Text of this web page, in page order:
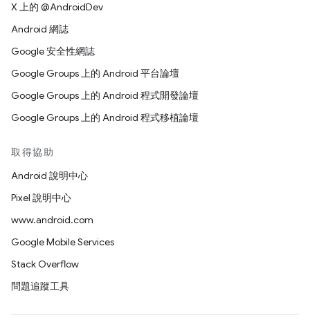
X 上的 @AndroidDev
Android 網誌
Google 安全性網誌
Google Groups 上的 Android 平台論壇
Google Groups 上的 Android 程式開發論壇
Google Groups 上的 Android 程式移植論壇
取得協助
Android 說明中心
Pixel 說明中心
www.android.com
Google Mobile Services
Stack Overflow
問題追蹤工具